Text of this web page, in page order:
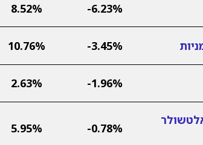
-6.23%
8.52%
-3.45%
10.76%
-1.96%
2.63%
-0.78%
5.95%